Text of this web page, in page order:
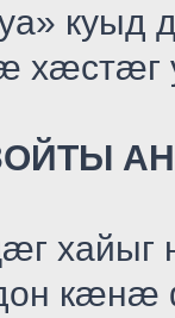
куыд
хæстæг
хайыг